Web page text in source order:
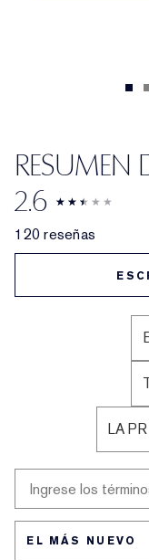
RESUMEN
2.6
120 reseñas
LA
LA
PIEL